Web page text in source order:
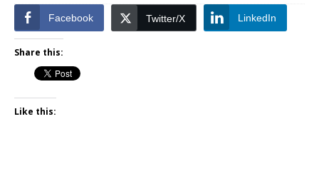
Facebook Twitter/X LinkedIn
Share this:
Like this: